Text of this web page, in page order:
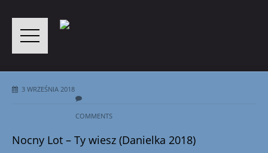
3 WRZEŚNIA 2018
COMMENTS
Nocny Lot – Ty wiesz (Danielka 2018)